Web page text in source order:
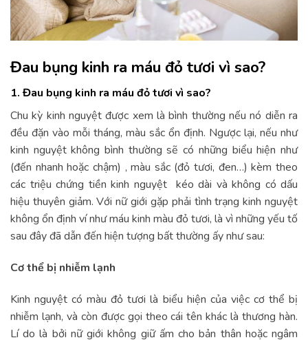
Đau bụng kinh ra máu đỏ tươi vì sao?
1. Đau bụng kinh ra máu đỏ tươi vì sao?
Chu kỳ kinh nguyệt được xem là bình thường nếu nó diễn ra
đều đặn vào mỗi tháng, màu sắc ổn định. Ngược lại, nếu như
kinh nguyệt không bình thường sẽ có những biểu hiện như
(đến nhanh hoặc chậm) , màu sắc (đỏ tươi, đen…) kèm theo
các triệu chứng tiền kinh nguyệt kéo dài và không có dấu
hiệu thuyên giảm. Với nữ giới gặp phải tình trạng kinh nguyệt
không ổn định ví như máu kinh màu đỏ tươi, là vì những yếu tố
sau đây đã dẫn đến hiện tượng bất thường ấy như sau:
Cơ thể bị nhiễm lạnh
Kinh nguyệt có màu đỏ tươi là biểu hiện của việc cơ thể bị
nhiễm lạnh, và còn được gọi theo cái tên khác là thương hàn.
Lí do là bởi nữ giới không giữ ấm cho bản thân hoặc ngâm